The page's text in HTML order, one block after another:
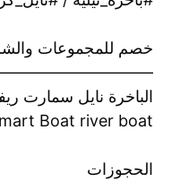
خصم للمجموعات
الباخرة نايل سمارت ريفير
Boat river boat
الحجوزات